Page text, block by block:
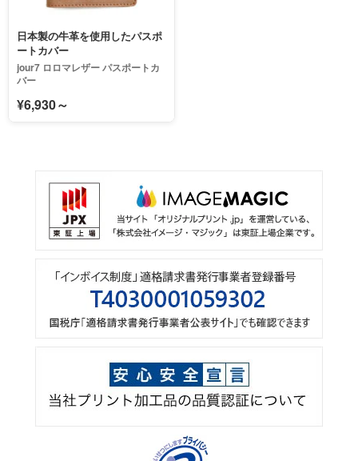
日本製の牛革を使用したパスポ
ートカバー
jour7 ロロマレザー パスポートカ
バー
¥6,930～